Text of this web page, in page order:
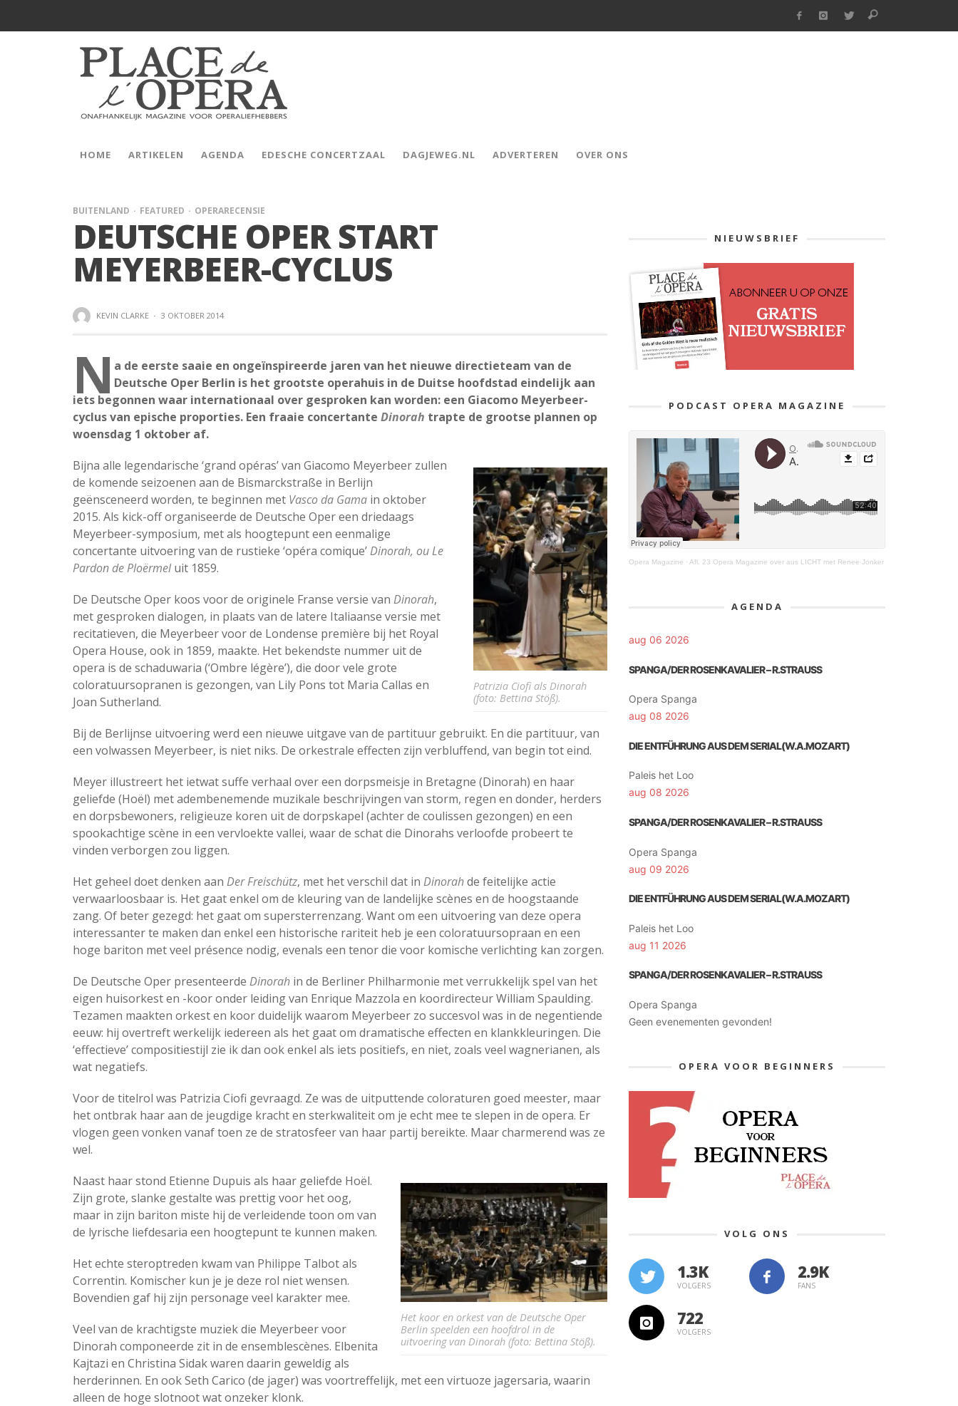
HOME ARTIKELEN AGENDA EDESCHE CONCERTZAAL DAGJEWEG.NL ADVERTEREN OVER ONS
BUITENLAND FEATURED OPERARECENSIE
DEUTSCHE OPER START
MEYERBEER-CYCLUS
KEVIN CLARKE · 3 OKTOBER 2014
N a de eerste saaie en ongeïnspireerde jaren van het nieuwe directieteam van de
Deutsche Oper Berlin is het grootste operahuis in de Duitse hoofdstad eindelijk aan
iets begonnen waar internationaal over gesproken kan worden: een Giacomo Meyerbeer-
cyclus van epische proporties. Een fraaie concertante Dinorah trapte de grootse plannen op
woensdag 1 oktober af.
Patrizia Ciofi als Dinorah
(foto: Bettina Stöß).
Bijna alle legendarische ‘grand opéras’ van Giacomo Meyerbeer zullen
de komende seizoenen aan de Bismarckstraße in Berlijn
geënsceneerd worden, te beginnen met Vasco da Gama in oktober
2015. Als kick-off organiseerde de Deutsche Oper een driedaags
Meyerbeer-symposium, met als hoogtepunt een eenmalige
concertante uitvoering van de rustieke ‘opéra comique’Dinorah, ou Le
Pardon de Ploërmeluit 1859.
De Deutsche Oper koos voor de originele Franse versie van Dinorah,
met gesproken dialogen, in plaats van de latere Italiaanse versie met
recitatieven, die Meyerbeer voor de Londense première bij het Royal
Opera House, ook in 1859, maakte. Het bekendste nummer uit de
opera is de schaduwaria (‘Ombre légère’), die door vele grote
coloratuursopranen is gezongen, van Lily Pons tot Maria Callas en
Joan Sutherland.
Bij de Berlijnse uitvoering werd een nieuwe uitgave van de partituur gebruikt. En die partituur, van
een volwassen Meyerbeer, is niet niks. De orkestrale effecten zijn verbluffend, van begin tot eind.
Meyer illustreert het ietwat suffe verhaal over een dorpsmeisje in Bretagne (Dinorah) en haar
geliefde (Hoël) met adembenemende muzikale beschrijvingen van storm, regen en donder, herders
en dorpsbewoners, religieuze koren uit de dorpskapel (achter de coulissen gezongen) en een
spookachtige scène in een vervloekte vallei, waar de schat die Dinorahs verloofde probeert te
vinden verborgen zou liggen.
Het geheel doet denken aan Der Freischütz, met het verschil dat in Dinorahde feitelijke actie
verwaarloosbaar is. Het gaat enkel om de kleuring van de landelijke scènes en de hoogstaande
zang. Of beter gezegd: het gaat om supersterrenzang. Want om een uitvoering van deze opera
interessanter te maken dan enkel een historische rariteit heb je een coloratuursopraan en een
hoge bariton met veel présence nodig, evenals een tenor die voor komische verlichting kan zorgen.
De Deutsche Oper presenteerde Dinorah in de Berliner Philharmonie met verrukkelijk spel van het
eigen huisorkest en -koor onder leiding van Enrique Mazzola en koordirecteur William Spaulding.
Tezamen maakten orkest en koor duidelijk waarom Meyerbeer zo succesvol was in de negentiende
eeuw: hij overtreft werkelijk iedereen als het gaat om dramatische effecten en klankkleuringen. Die
‘effectieve’ compositiestijl zie ik dan ook enkel als iets positiefs, en niet, zoals veel wagnerianen, als
wat negatiefs.
Voor de titelrol was Patrizia Ciofi gevraagd. Ze was de uitputtende coloraturen goed meester, maar
het ontbrak haar aan de jeugdige kracht en sterkwaliteit om je echt mee te slepen in de opera. Er
vlogen geen vonken vanaf toen ze de stratosfeer van haar partij bereikte. Maar charmerend was ze
wel.
Het koor en orkest van de Deutsche Oper
Berlin speelden een hoofdrol in de
uitvoering van Dinorah (foto: Bettina Stöß).
Naast haar stond Etienne Dupuis als haar geliefde Hoël.
Zijn grote, slanke gestalte was prettig voor het oog,
maar in zijn bariton miste hij de verleidende toon om van
de lyrische liefdesaria een hoogtepunt te kunnen maken.
Het echte steroptreden kwam van Philippe Talbot als
Correntin. Komischer kun je je deze rol niet wensen.
Bovendien gaf hij zijn personage veel karakter mee.
Veel van de krachtigste muziek die Meyerbeer voor
Dinorah componeerde zit in de ensemblescènes. Elbenita
Kajtazi en Christina Sidak waren daarin geweldig als
herderinnen. En ook Seth Carico (de jager) was voortreffelijk, met een virtuoze jagersaria, waarin
alleen de hoge slotnoot wat onzeker klonk.
NIEUWSBRIEF
PODCAST OPERA MAGAZINE
Opera Magazine · Afl. 23 Opera Magazine over aus LICHT met Renee Jonker
AGENDA
aug 06 2026
SPANGA/DER ROSENKAVALIER – R.STRAUSS
Opera Spanga
aug 08 2026
DIE ENTFÜHRUNG AUS DEM SERIAL(W.A.MOZART)
Paleis het Loo
aug 08 2026
SPANGA/DER ROSENKAVALIER – R.STRAUSS
Opera Spanga
aug 09 2026
DIE ENTFÜHRUNG AUS DEM SERIAL(W.A.MOZART)
Paleis het Loo
aug 11 2026
SPANGA/DER ROSENKAVALIER – R.STRAUSS
Opera Spanga
Geen evenementen gevonden!
OPERA VOOR BEGINNERS
VOLG ONS
1.3K
VOLGERS FANS
722
VOLGERS